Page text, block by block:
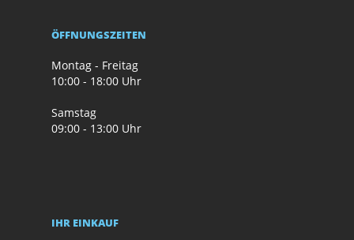
ÖFFNUNGSZEITEN
Montag - Freitag
10:00 - 18:00 Uhr
Samstag
09:00 - 13:00 Uhr
IHR EINKAUF